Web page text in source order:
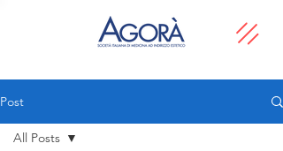
Post
All Posts